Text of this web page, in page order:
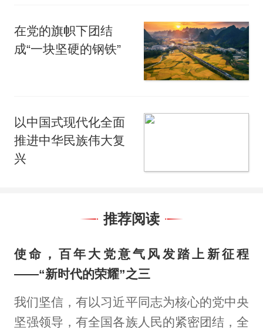
在党的旗帜下团结
成“一块坚硬的钢铁”
以中国式现代化全面
推进中华民族伟大复
兴
推荐阅读
使命，百年大党意气风发踏上新征程
——“新时代的荣耀”之三
我们坚信，有以习近平同志为核心的党中央
坚强领导，有全国各族人民的紧密团结，全